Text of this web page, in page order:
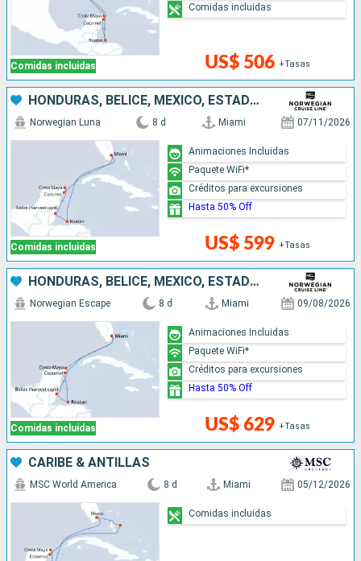
Comidas incluidas US$ 506 +Tasas
Comidas incluidas
HONDURAS, BELICE, MÉXICO, ESTADOS UNIDOS
Comidas incluidas
Norwegian Luna 8 d Miami 07/11/2026
US$ 599 +Tasas
Animaciones Incluidas
Paquete WiFi*
Créditos para excursiones
Hasta 50% Off
HONDURAS, BELICE, MÉXICO, ESTADOS UNIDOS
Comidas incluidas
Norwegian Escape 8 d Miami 09/08/2026
US$ 629 +Tasas
Animaciones Incluidas
Paquete WiFi*
Créditos para excursiones
Hasta 50% Off
CARIBE & ANTILLAS
MSC World America 8 d Miami 05/12/2026
Comidas incluidas